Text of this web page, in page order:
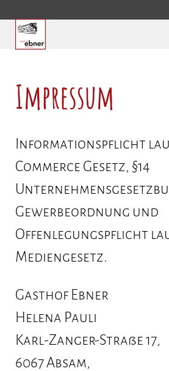
Gasthof
Zimmer
Links
Ausflüge
Impressum
Informationspflicht
Commerce Gesetz, §14
Gewerbeordnung und
Offenlegungspflicht
Mediengesetz.
Gasthof Ebner
Helena Pauli
Karl-Zanger-Straße 17,
6067 Absam,